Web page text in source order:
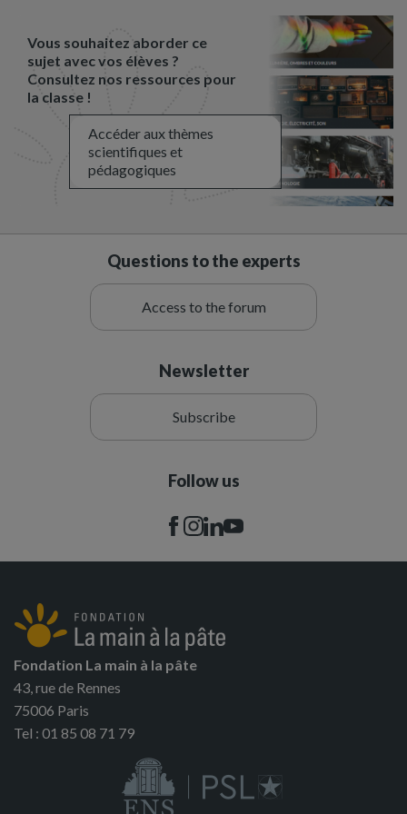
Vous souhaitez aborder ce
sujet avec vos élèves ?
Consultez nos ressources pour
la classe !
Accéder aux thèmes
scientifiques et
pédagogiques
Questions to the experts
Access to the forum
Newsletter
Subscribe
Follow us
Fondation La main à la pâte
43, rue de Rennes
75006 Paris
Tel : 01 85 08 71 79